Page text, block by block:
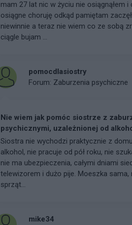
mam 27 lat nic w życiu nie osiągnąłem i
osiągne choruję odkąd pamiętam
niewinnie a teraz nie wiem co ze sobą
ciągle bujam ...
pomocdlasiostry
Forum: Zaburzenia psychiczne
Nie wiem jak pomóc siostrze z
psychicznymi, uzależnionej od
Siostra nie wychodzi praktycznie z
alkohol, nie pracuje od pół roku, nie
nie ma ubezpieczenia, całymi dniami
telewizorem i dużo pije. Moeszka sama,
sprząt...
mike34